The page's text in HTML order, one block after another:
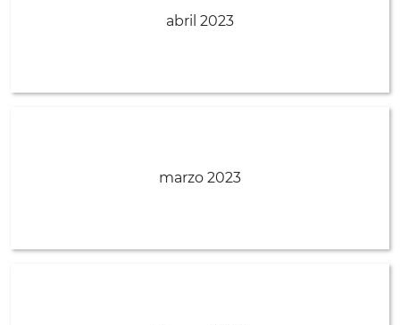
abril 2023
marzo 2023